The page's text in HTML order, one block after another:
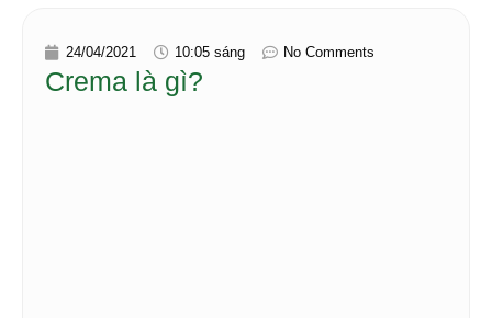
24/04/2021 10:05 sáng No Comments
Crema là gì?